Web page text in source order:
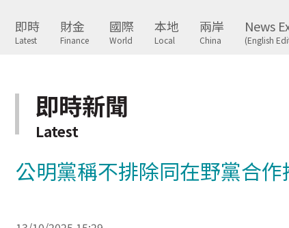
即時
Latest
財金
Finance
國際
World
本地
Local
兩岸
China
News
(English
即時新聞
Latest
公明黨稱不排除同在野黨合